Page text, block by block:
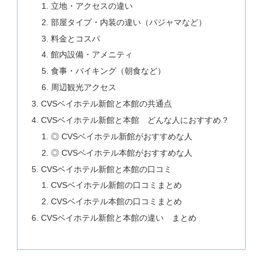
立地・アクセスの違い
部屋タイプ・内装の違い（パジャマなど）
料金とコスパ
館内設備・アメニティ
食事・バイキング（朝食など）
周辺観光アクセス
CVSベイホテル新館と本館の共通点
CVSベイホテル新館と本館 どんな人におすすめ？
◎ CVSベイホテル新館がおすすめな人
◎ CVSベイホテル本館がおすすめな人
CVSベイホテル新館と本館の口コミ
CVSベイホテル新館の口コミまとめ
CVSベイホテル本館の口コミまとめ
CVSベイホテル新館と本館の違い まとめ